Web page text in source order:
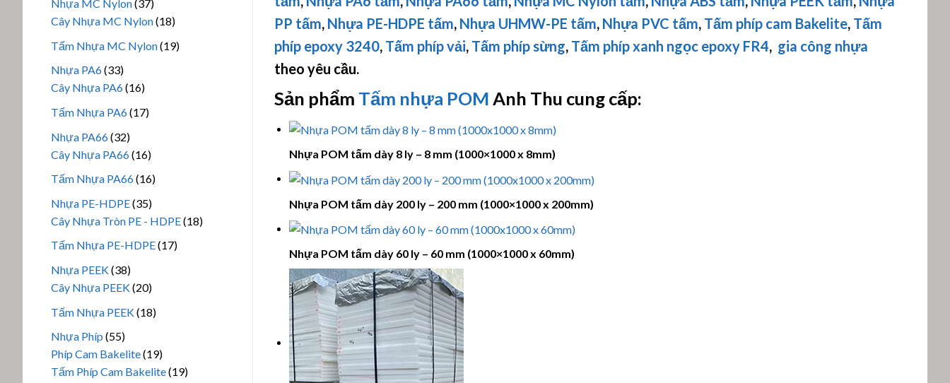
phẩm
Nhựa MC Nylon 37
sản
Cây Nhựa MC Nylon 1818
phẩm
Tấm Nhựa MC Nylon 1919
Nhựa PA6 3333
sản
Cây Nhựa PA6 1616
phẩm
Tấm Nhựa PA6 1717
Nhựa PA66 3232
sản
Cây Nhựa PA66 1616
phẩm
Tấm Nhựa PA66 1616
Nhựa PE-HDPE 3535
sản
phẩm
Cây Nhựa Tròn PE - HDPE 1818
Tấm Nhựa PE-HDPE 1717
Nhựa PEEK 3838
sản
Cây Nhựa PEEK 2020
phẩm
Tấm Nhựa PEEK 1818
Nhựa Phíp 5555
sản
phẩm
Phíp Cam Bakelite 1919
sản
Tấm Phíp Cam Bakelite 1919
PP tấm, Nhựa PE-HDPE tấm, Nhựa UHMW-PE tấm, Nhựa PVC tấm, Tấm phíp cam Bakelite, Tấm
phíp epoxy 3240, Tấm phíp vải, Tấm phíp sừng, Tấm phíp xanh ngọc epoxy FR4, gia công nhựa
theo yêu cầu.
Sản phẩm Tấm nhựa POM Anh Thu cung cấp:
Nhựa POM tấm dày 8 ly – 8 mm (1000×1000 x 8mm)
Nhựa POM tấm dày 200 ly – 200 mm (1000×1000 x 200mm)
Nhựa POM tấm dày 60 ly – 60 mm (1000×1000 x 60mm)